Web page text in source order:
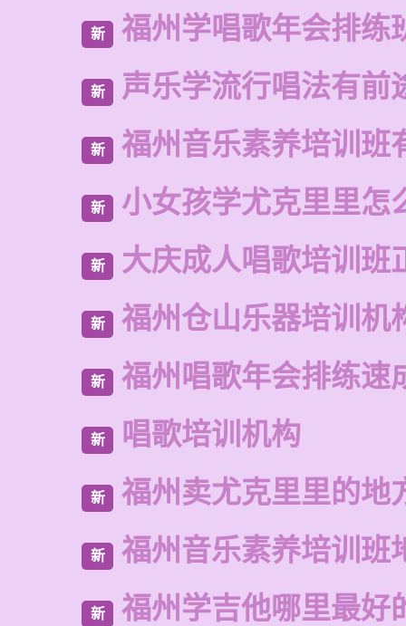
新 福州学唱歌年会排练
新 声乐学流行唱法有前
新 福州音乐素养培训班
新 小女孩学尤克里里怎
新 大庆成人唱歌培训班
新 福州仓山乐器培训机
新 福州唱歌年会排练速
新 唱歌培训机构
新 福州卖尤克里里的地
新 福州音乐素养培训班
新 福州学吉他哪里最好